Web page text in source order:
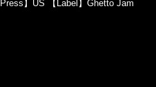
】US 【Label】Ghetto Jam